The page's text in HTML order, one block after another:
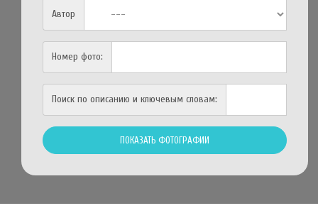
Автор
Номер фото:
Поиск по описанию и ключевым словам: